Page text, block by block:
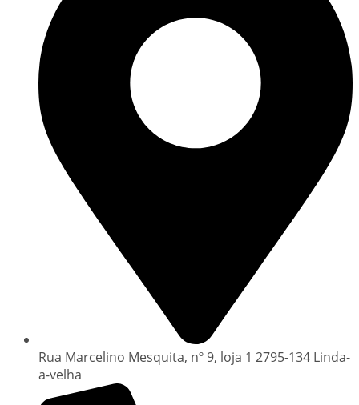
Rua Marcelino Mesquita, nº 9, loja 1 2795-134 Linda-
a-velha